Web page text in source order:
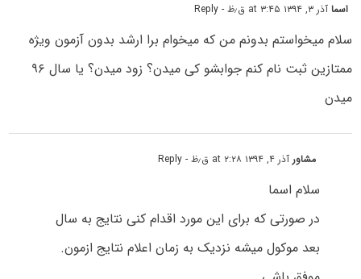
اسماآذر ۳, ۱۳۹۴ at ۳:۴۵ ق٫ظ - Reply
سلام میخواستم بدونم من که میخوام برا ارشد بدون آزمون ویژه
ممتازین ثبت نام کنم جوابشو کی میدن؟ زود میدن؟ یا سال ۹۶
میدن
مشاور آذر ۴, ۱۳۹۴ at ۲:۲۸ ق٫ظ - Reply
سلام اسما
در صورتی که برای این مورد اقدام کنی نتایج به سال
بعد موکول میشه نزدیک به زمان اعلام نتایج ازمون.